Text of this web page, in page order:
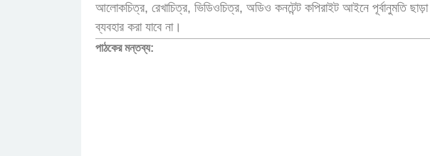
আলোকচিত্র, রেখাচিত্র, ভিডিওচিত্র, অডিও কনটেন্ট কপিরাইট আইনে পূর্বানুমতি ছাড়া
ব্যবহার করা যাবে না।
পাঠকের মন্তব্য: